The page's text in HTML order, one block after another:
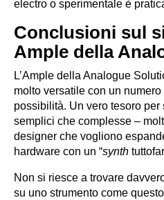
electro o sperimentale è
Conclusioni sul
Ample della
L’Ample della Analogue
molto versatile con un
possibilità. Un vero tesoro
semplici che complesse –
designer che vogliono
hardware con un “synth
Non si riesce a trovare
su uno strumento come